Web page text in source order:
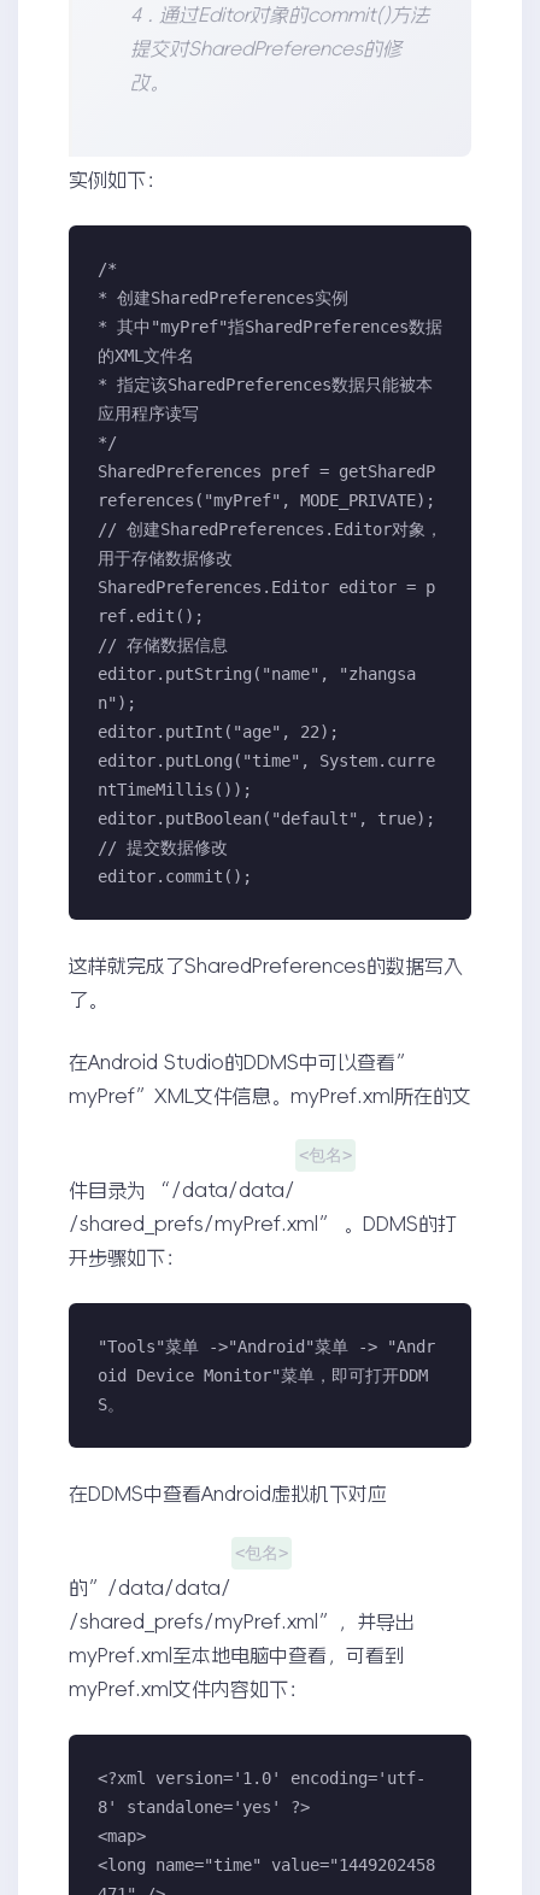
4 . 通过Editor对象的commit()方法
提交对SharedPreferences的修
改。
实例如下：
/*
* 创建SharedPreferences实例
* 其中"myPref"指SharedPreferences数据
的XML文件名
* 指定该SharedPreferences数据只能被本
应用程序读写
*/
SharedPreferences pref = getSharedP
references("myPref", MODE_PRIVATE);
// 创建SharedPreferences.Editor对象，
用于存储数据修改
SharedPreferences.Editor editor = p
ref.edit();
// 存储数据信息
editor.putString("name", "zhangsa
n");
editor.putInt("age", 22);
editor.putLong("time", System.curre
ntTimeMillis());
editor.putBoolean("default", true);
// 提交数据修改
editor.commit();
这样就完成了SharedPreferences的数据写入
了。
在Android Studio的DDMS中可以查看”
myPref”XML文件信息。myPref.xml所在的文
件目录为 “/data/data/
<包名>
/shared_prefs/myPref.xml” 。DDMS的打
开步骤如下：
"Tools"菜单 ->"Android"菜单 -> "Andr
oid Device Monitor"菜单，即可打开DDM
S。
在DDMS中查看Android虚拟机下对应
的”/data/data/
<包名>
/shared_prefs/myPref.xml”，并导出
myPref.xml至本地电脑中查看，可看到
myPref.xml文件内容如下：
<?xml version='1.0' encoding='utf-
8' standalone='yes' ?>
<map>
<long name="time" value="1449202458